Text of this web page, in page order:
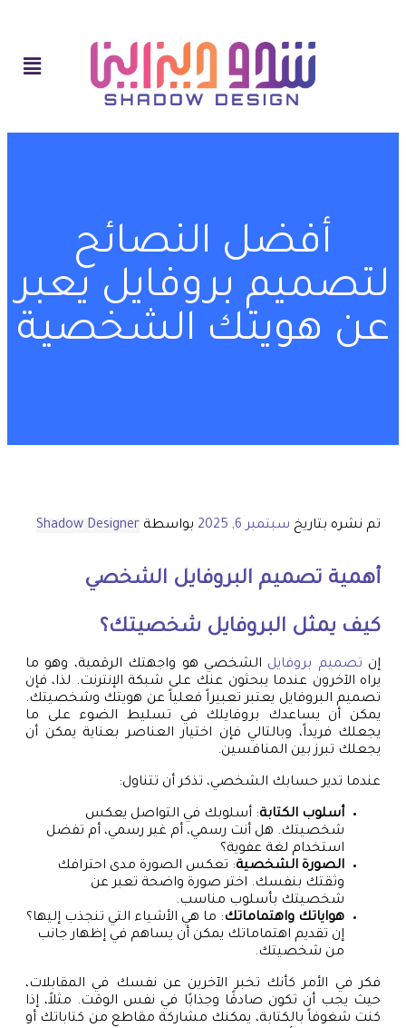
أفضل النصائح
لتصميم بروفايل يعبر
عن هويتك الشخصية
تم نشره بتاريخ سبتمبر 6, 2025 بواسطة Shadow Designer
أهمية تصميم البروفايل الشخصي
كيف يمثل البروفايل شخصيتك؟
إن تصميم بروفايل الشخصي هو واجهتك الرقمية، وهو ما
يراه الآخرون عندما يبحثون عنك على شبكة الإنترنت. لذا، فإن
تصميم البروفايل يعتبر تعبيراً فعلياً عن هويتك وشخصيتك.
يمكن أن يساعدك بروفايلك في تسليط الضوء على ما
يجعلك فريداً، وبالتالي فإن اختيار العناصر بعناية يمكن أن
يجعلك تبرز بين المنافسين.
عندما تدير حسابك الشخصي، تذكر أن تتناول:
أسلوب الكتابة: أسلوبك في التواصل يعكس
شخصيتك. هل أنت رسمي، أم غير رسمي، أم تفضل
استخدام لغة عفوية؟
الصورة الشخصية: تعكس الصورة مدى احترافك
وثقتك بنفسك. اختر صورة واضحة تعبر عن
شخصيتك بأسلوب مناسب.
هواياتك واهتماماتك: ما هي الأشياء التي تنجذب إليها؟
إن تقديم اهتماماتك يمكن أن يساهم في إظهار جانب
من شخصيتك.
فكر في الأمر كأنك تخبر الآخرين عن نفسك في المقابلات،
حيث يجب أن تكون صادقًا وجذابًا في نفس الوقت. مثلاً، إذا
كنت شغوفاً بالكتابة، يمكنك مشاركة مقاطع من كتاباتك أو